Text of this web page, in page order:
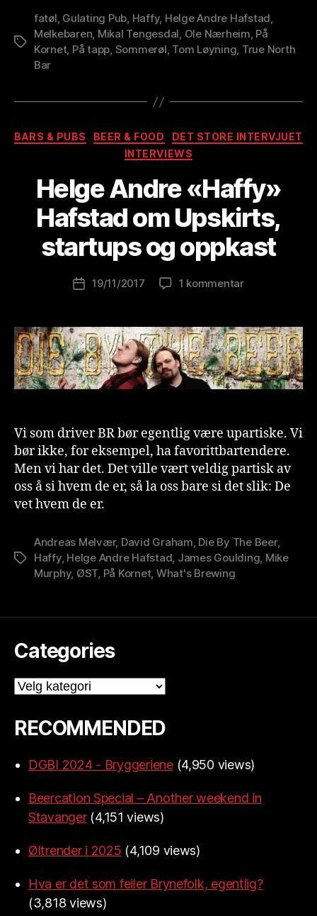
Stikkord
fatøl, Gulating Pub, Haffy, Helge Andre Hafstad,
Melkebaren, Mikal Tengesdal, Ole Nærheim, På
Kornet, På tapp, Sommerøl, Tom Løyning, True North
Bar
Kategorier
BARS & PUBS BEER & FOOD
DET STORE INTERVJUET
INTERVIEWS
Helge Andre «Haffy»
Hafstad om Upskirts,
startups og oppkast
Innleggsforfatter
v
B
r
w
l
o
n
is
t
Publiseringsdato
19/11/2017 1 kommentartil
«Haffy»
Hafstad
om
Upskirts,
startups
Vi som driver BR bør egentlig være upartiske. Vi
bør ikke, for eksempel, ha favorittbartendere.
Men vi har det. Det ville vært veldig partisk av
oss å si hvem de er, så la oss bare si det slik: De
vet hvem de er.
Stikkord
Andreas Melvær, David Graham, Die By The Beer,
Haffy, Helge Andre Hafstad, James Goulding, Mike
Murphy, ØST, På Kornet, What's Brewing
Categories
Categories
RECOMMENDED
DGBI 2024 - Bryggeriene (4,950 views)
Beercation Special – Another weekend in
Stavanger (4,151 views)
Øltrender i 2025 (4,109 views)
Hva er det som feiler Brynefolk, egentlig?
(3,818 views)